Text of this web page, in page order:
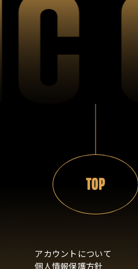
TOP
アカウントについて
個人情報保護方針